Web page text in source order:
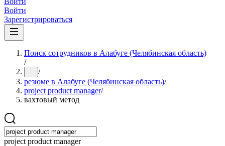
Войти
Зарегистрироваться
Поиск сотрудников в Алабуге (Челябинская область)
/
... /
резюме в Алабуге (Челябинская область)/
project product manager/
вахтовый метод
project product manager